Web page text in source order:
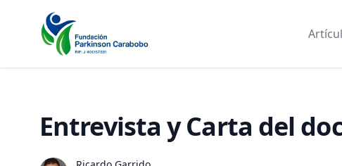
Entrevista y Carta del